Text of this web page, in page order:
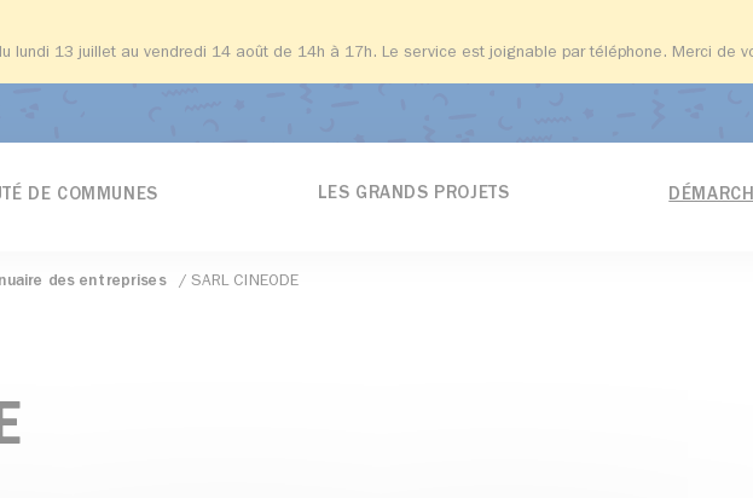
lundi 13 juillet au vendredi 14 août de 14h à 17h. Le service est joignable par téléphone. Merci de
DE COMMUNES LES GRANDS PROJETS
des entreprises SARL CINEODE